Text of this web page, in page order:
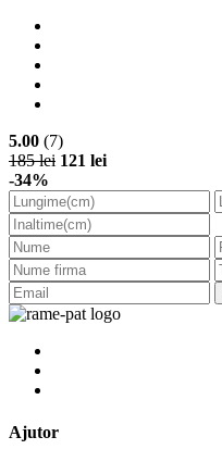
5.00 (7)
185 lei 121 lei
-34%
Ajutor